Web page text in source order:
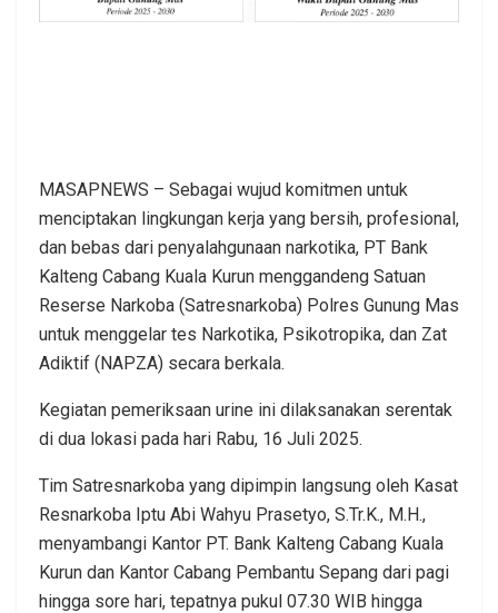
MASAPNEWS – Sebagai wujud komitmen untuk
menciptakan lingkungan kerja yang bersih, profesional,
dan bebas dari penyalahgunaan narkotika, PT Bank
Kalteng Cabang Kuala Kurun menggandeng Satuan
Reserse Narkoba (Satresnarkoba) Polres Gunung Mas
untuk menggelar tes Narkotika, Psikotropika, dan Zat
Adiktif (NAPZA) secara berkala.
Kegiatan pemeriksaan urine ini dilaksanakan serentak
di dua lokasi pada hari Rabu, 16 Juli 2025.
Tim Satresnarkoba yang dipimpin langsung oleh Kasat
Resnarkoba Iptu Abi Wahyu Prasetyo, S.Tr.K., M.H.,
menyambangi Kantor PT. Bank Kalteng Cabang Kuala
Kurun dan Kantor Cabang Pembantu Sepang dari pagi
hingga sore hari, tepatnya pukul 07.30 WIB hingga